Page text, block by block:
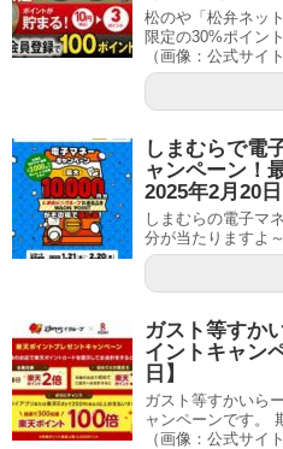
松のや「松弁ネッ
限定の30%ポイン
（画像：公式サイ
しまむらで電
ャンペーン！
2025年2月20日
しまむらの電子マ
分が当たりますよ
ガスト等すか
イントキャン
日】
ガスト等すかいら
ャンペーンです。
（画像：公式サイ